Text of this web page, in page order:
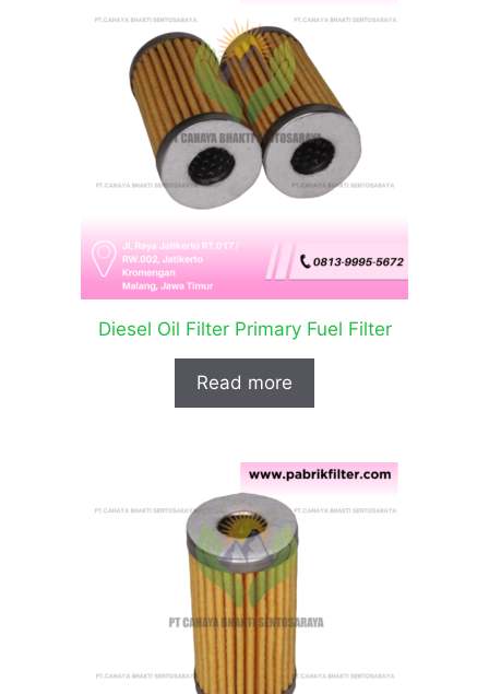
Diesel Oil Filter Primary Fuel Filter
Read more